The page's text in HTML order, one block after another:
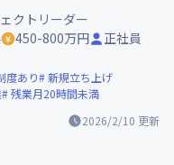
2026/2/10 更新
クトリーダー
450-800万円 正社員
度あり
新規立ち上げ
残業月20時間未満